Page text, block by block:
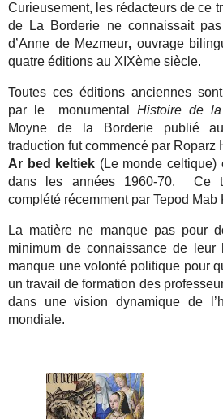
Curieusement, les rédacteurs de ce
de La Borderie ne connaissait
d’Anne de Mezmeur, ouvrage
quatre éditions au XIXème siècle.
Toutes ces éditions anciennes
par le monumentalHistoire de la
Moyne de la Borderie publié
traduction fut commencé par Roparz
Ar bed keltiek (Le monde celtique)
dans les années 1960-70. Ce
complété récemment par Tepod Mab
La matière ne manque pas pour
minimum de connaissance de leur
manque une volonté politique pour
un travail de formation des
dans une vision dynamique de
mondiale.